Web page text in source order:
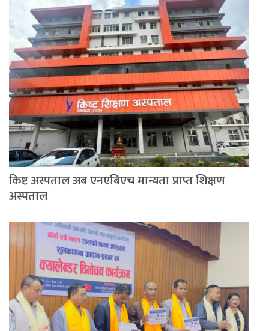
किष्ट अस्पताल अब एनएबिएच मान्यता प्राप्त शिक्षण
अस्पताल